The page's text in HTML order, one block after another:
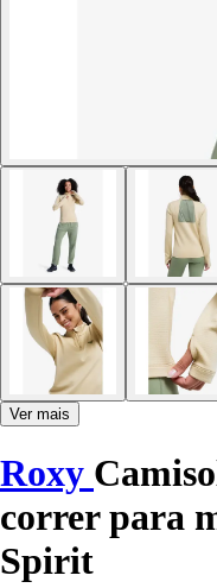
Ver mais
Roxy
correr para
Spirit